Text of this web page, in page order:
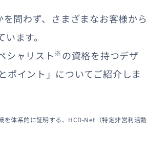
問わず、さまざまなお客様から
ます。
シャリスト ※ の資格を持つデザ
ポイント」についてご紹介しま
体系的に証明する、HCD-Net（特定非営利活動